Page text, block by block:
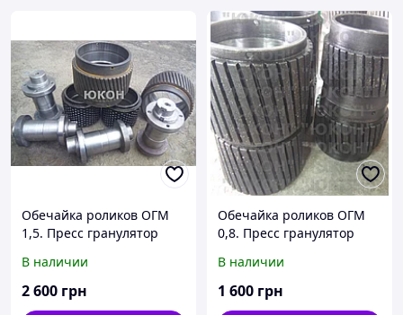
Обечайка роликов ОГМ
1,5. Пресс гранулятор
В наличии
2 600 грн
Обечайка роликов ОГМ
0,8. Пресс гранулятор
В наличии
1 600 грн